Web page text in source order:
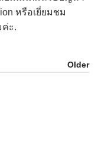
หรือเยี่ยมชม
ค่ะ.
Older